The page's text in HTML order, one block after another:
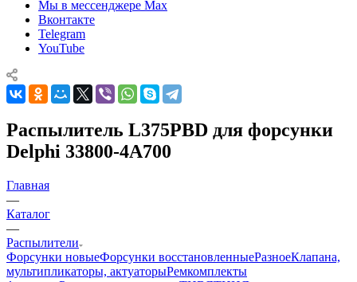
Мы в мессенджере Max
Вконтакте
Telegram
YouTube
Распылитель L375PBD для форсунки
Delphi 33800-4A700
Главная
—
Каталог
—
Распылители
Форсунки новыеФорсунки восстановленныеРазноеКлапана,
мультипликаторы, актуаторыРемкомплекты